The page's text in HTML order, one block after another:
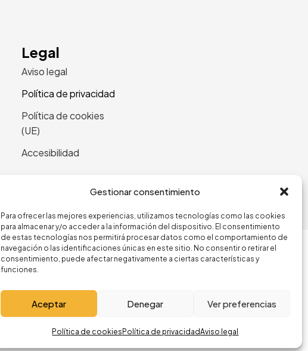
Gestionar consentimiento
Para ofrecer las mejores experiencias, utilizamos tecnologías como las cookies
para almacenar y/o acceder a la información del dispositivo. El consentimiento
de estas tecnologías nos permitirá procesar datos como el comportamiento de
navegación o las identificaciones únicas en este sitio. No consentir o retirar el
consentimiento, puede afectar negativamente a ciertas características y
funciones.
Aceptar Denegar Ver preferencias
Política de cookies Política de privacidadAviso legal
Legal
Aviso legal
Política de privacidad
Política de cookies
(UE)
Accesibilidad